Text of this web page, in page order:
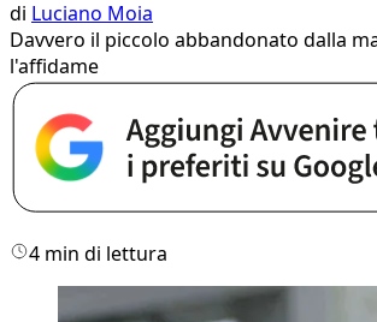
di Luciano Moia
Davvero il piccolo abbandonato dalla
l'affidame
4 min di lettura